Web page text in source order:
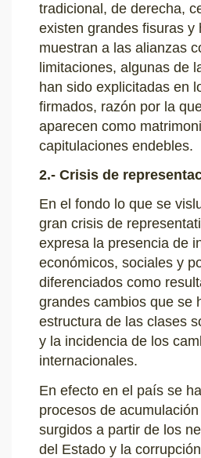
tradicional, de derecha,
existen grandes fisuras y
muestran a las alianzas
limitaciones, algunas de
han sido explicitadas en
firmados, razón por la
aparecen como
capitulaciones endebles.
2.- Crisis de
En el fondo lo que se
gran crisis de
expresa la presencia de
económicos, sociales y
diferenciados como
grandes cambios que se
estructura de las clases
y la incidencia de los
internacionales.
En efecto en el país se
procesos de
surgidos a partir de los
del Estado y la